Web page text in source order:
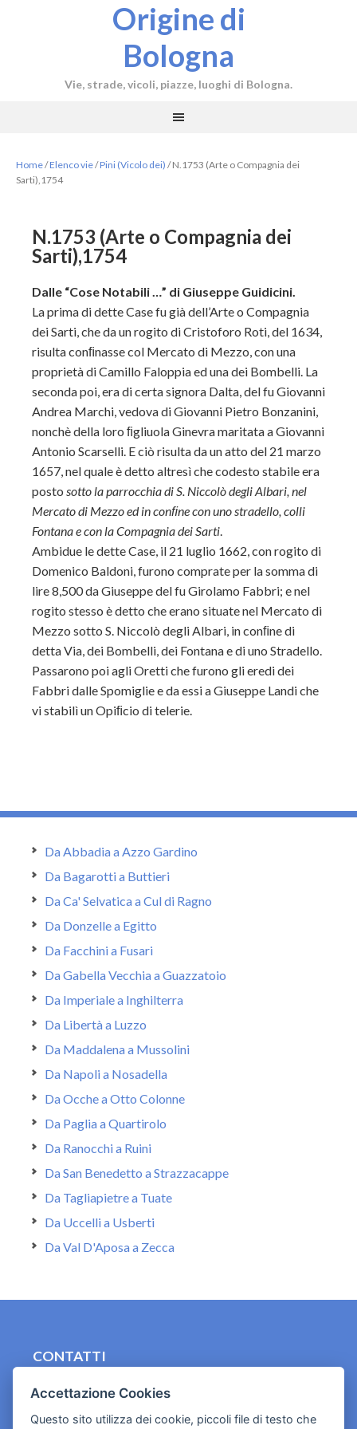
Origine di
Bologna
Vie, strade, vicoli, piazze, luoghi di Bologna.
Home/Elenco vie/Pini (Vicolo dei) /N.1753 (Arte o Compagnia dei
Sarti),1754
N.1753 (Arte o Compagnia dei
Sarti),1754
Dalle “Cose Notabili …” di Giuseppe Guidicini.
La prima di dette Case fu già dell’Arte o Compagnia
dei Sarti, che da un rogito di Cristoforo Roti, del 1634,
risulta conﬁnasse col Mercato di Mezzo, con una
proprietà di Camillo Faloppia ed una dei Bombelli. La
seconda poi, era di certa signora Dalta, del fu Giovanni
Andrea Marchi, vedova di Giovanni Pietro Bonzanini,
nonchè della loro ﬁgliuola Ginevra maritata a Giovanni
Antonio Scarselli. E ciò risulta da un atto del 21 marzo
1657, nel quale è detto altresì che codesto stabile era
posto sotto la parrocchia di S. Niccolò degli Albari, nel
Mercato di Mezzo ed in conﬁne con uno stradello, colli
Fontana e con la Compagnia dei Sarti.
Ambidue le dette Case, il 21 luglio 1662, con rogito di
Domenico Baldoni, furono comprate per la somma di
lire 8,500 da Giuseppe del fu Girolamo Fabbri; e nel
rogito stesso è detto che erano situate nel Mercato di
Mezzo sotto S. Niccolò degli Albari, in conﬁne di
detta Via, dei Bombelli, dei Fontana e di uno Stradello.
Passarono poi agli Oretti che furono gli eredi dei
Fabbri dalle Spomiglie e da essi a Giuseppe Landi che
vi stabilì un Opiﬁcio di telerie.
Da Abbadia a Azzo Gardino
Da Bagarotti a Buttieri
Da Ca' Selvatica a Cul di Ragno
Da Donzelle a Egitto
Da Facchini a Fusari
Da Gabella Vecchia a Guazzatoio
Da Imperiale a Inghilterra
Da Libertà a Luzzo
Da Maddalena a Mussolini
Da Napoli a Nosadella
Da Ocche a Otto Colonne
Da Paglia a Quartirolo
Da Ranocchi a Ruini
Da San Benedetto a Strazzacappe
Da Tagliapietre a Tuate
Da Uccelli a Usberti
Da Val D'Aposa a Zecca
CONTATTI
Cookies e informativa privacy
Accettazione Cookies
Questo sito utilizza dei cookie, piccoli file di testo che